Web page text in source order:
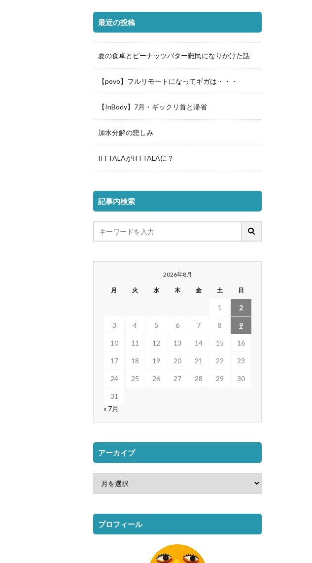
最近の投稿
夏の食卓とピーナッツバター難民になりかけた話
【povo】フルリモートになってギガは・・・
【InBody】7月・ギックリ首と帰省
加水分解の悲しみ
IITTALAがIITTALAに？
記事内検索
2026年8月
月 火 水 木 金 土 日
1 2
3 4 5 6 7 8 9
10 11 12 13 14 15 16
17 18 19 20 21 22 23
24 25 26 27 28 29 30
31
« 7月
アーカイブ
プロフィール